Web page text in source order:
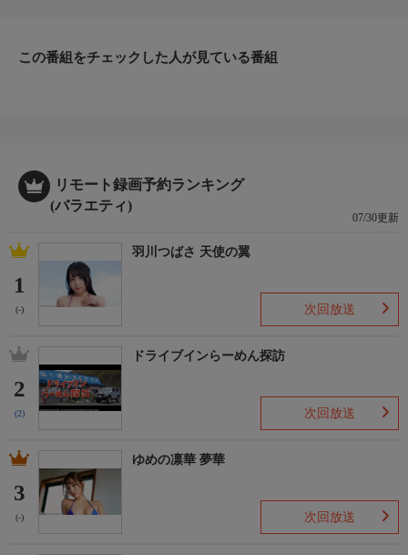
この番組をチェックした人が見ている番組
リモート録画予約ランキング
(バラエティ)
07/30更新
1
(-)
羽川つばさ 天使の翼
次回放送
2
(2)
ドライブインらーめん探訪
次回放送
3
(-)
ゆめの凛華 夢華
次回放送